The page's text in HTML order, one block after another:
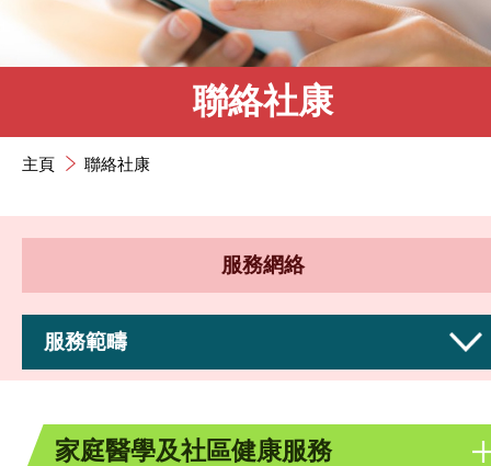
聯絡社康
主頁 聯絡社康
服務網絡
服務範疇
家庭醫學及社區健康服務